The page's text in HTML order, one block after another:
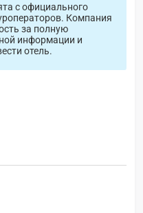
с официального
Компания
за полную
информации и
отель.